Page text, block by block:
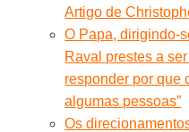
Artigo de
O Papa, dirigindo-
Raval prestes a
responder por que
algumas pessoas”
Os